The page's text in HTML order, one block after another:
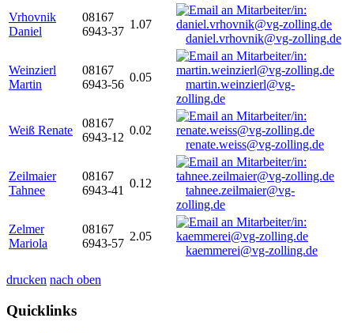
Vrhovnik
Daniel
08167
6943-37
1.07
daniel.vrhovnik@vg-zolling.de
Weinzierl
Martin
08167
6943-56
0.05
martin.weinzierl@vg-
zolling.de
Weiß Renate
08167
6943-12
0.02
renate.weiss@vg-zolling.de
Zeilmaier
Tahnee
08167
6943-41
0.12
tahnee.zeilmaier@vg-
zolling.de
Zelmer
Mariola
08167
6943-57
2.05
kaemmerei@vg-zolling.de
drucken nach oben
Quicklinks